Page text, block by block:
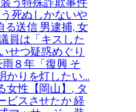
死ぬしかないや
送信 男逮捕, 女
員は「キスした
せつ疑惑めぐり
８年「復興 そ
かりを灯したい…
女性【岡山】, タ
ビスさせたか 経